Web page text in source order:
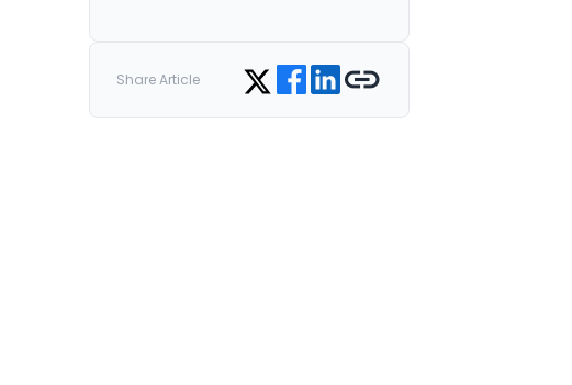
Share Article Share on Twitter
Share on Facebook
Share on LinkedIn
Copy link